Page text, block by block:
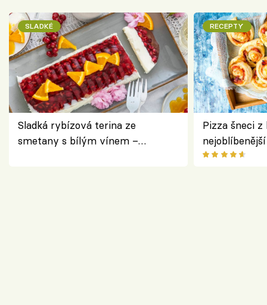
SLADKÉ
Sladká rybízová terina ze
smetany s bílým vínem –
RECEPTY
Pizza šneci